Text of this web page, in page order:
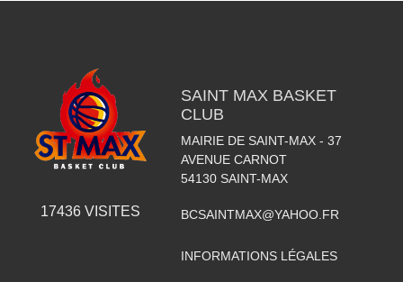
17436VISITES
SAINT MAX BASKET
CLUB
MAIRIE DE SAINT-MAX - 37
AVENUE CARNOT
54130 SAINT-MAX
BCSAINTMAX@YAHOO.FR
INFORMATIONS LÉGALES